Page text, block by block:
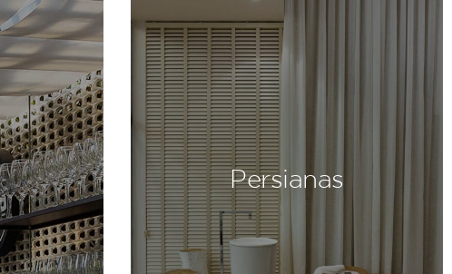
Persianas